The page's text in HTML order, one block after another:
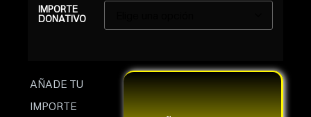
IMPORTE
DONATIVO
AÑADE TU
IMPORTE